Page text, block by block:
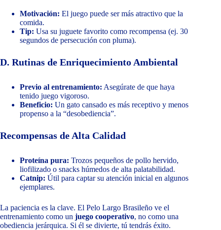
Motivación: El juego puede ser más atractivo que la
comida.
Tip: Usa su juguete favorito como recompensa (ej. 30
segundos de persecución con pluma).
D. Rutinas de Enriquecimiento Ambiental
Previo al entrenamiento: Asegúrate de que haya
tenido juego vigoroso.
Beneficio: Un gato cansado es más receptivo y menos
propenso a la “desobediencia”.
Recompensas de Alta Calidad
Proteína pura: Trozos pequeños de pollo hervido,
liofilizado o snacks húmedos de alta palatabilidad.
Catnip: Útil para captar su atención inicial en algunos
ejemplares.
La paciencia es la clave. El Pelo Largo Brasileño ve el
entrenamiento como un juego cooperativo, no como una
obediencia jerárquica. Si él se divierte, tú tendrás éxito.